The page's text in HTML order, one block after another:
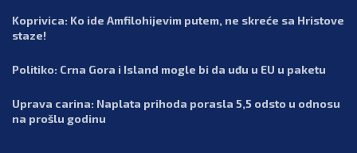
Koprivica: Ko ide Amfilohijevim putem, ne skreće sa Hristove
staze!
Politiko: Crna Gora i Island mogle bi da uđu u EU u paketu
Uprava carina: Naplata prihoda porasla 5,5 odsto u odnosu
na prošlu godinu